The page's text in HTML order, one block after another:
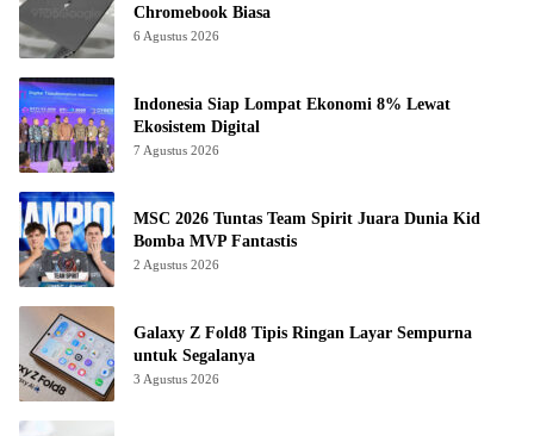
Chromebook Biasa
6 Agustus 2026
Indonesia Siap Lompat Ekonomi 8% Lewat
Ekosistem Digital
7 Agustus 2026
MSC 2026 Tuntas Team Spirit Juara Dunia Kid
Bomba MVP Fantastis
2 Agustus 2026
Galaxy Z Fold8 Tipis Ringan Layar Sempurna
untuk Segalanya
3 Agustus 2026